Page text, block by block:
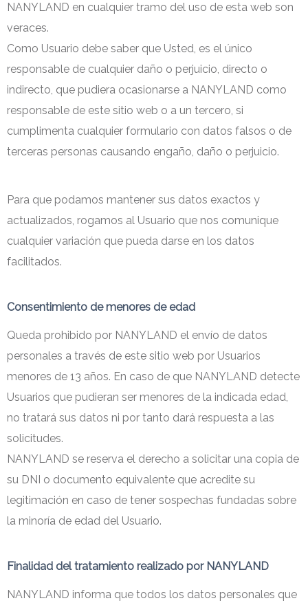
NANYLAND en cualquier tramo del uso de esta web son
veraces.
Como Usuario debe saber que Usted, es el único
responsable de cualquier daño o perjuicio, directo o
indirecto, que pudiera ocasionarse a NANYLAND como
responsable de este sitio web o a un tercero, si
cumplimenta cualquier formulario con datos falsos o de
terceras personas causando engaño, daño o perjuicio.
Para que podamos mantener sus datos exactos y
actualizados, rogamos al Usuario que nos comunique
cualquier variación que pueda darse en los datos
facilitados.
Consentimiento de menores de edad
Queda prohibido por NANYLAND el envío de datos
personales a través de este sitio web por Usuarios
menores de 13 años. En caso de que NANYLAND detecte
Usuarios que pudieran ser menores de la indicada edad,
no tratará sus datos ni por tanto dará respuesta a las
solicitudes.
NANYLAND se reserva el derecho a solicitar una copia de
su DNI o documento equivalente que acredite su
legitimación en caso de tener sospechas fundadas sobre
la minoría de edad del Usuario.
Finalidad del tratamiento realizado por NANYLAND
NANYLAND informa que todos los datos personales que